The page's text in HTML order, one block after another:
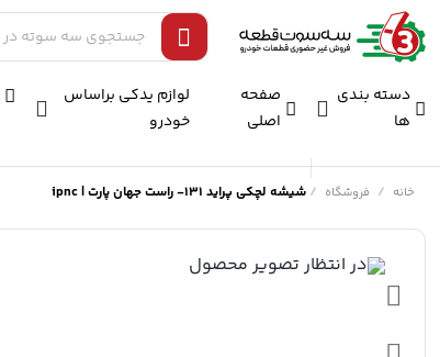
دسته بندی
ها
صفحه
اصلی
لوازم یدکی براساس
خودرو
خانه / فروشگاه /شیشه لچکی پراید 131- راست جهان پارت | ipnc